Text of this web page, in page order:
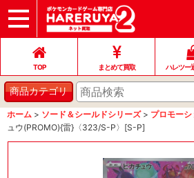
TOP
まとめて買取
ハレツー通販サイト
ヘルプ
お問い合わせ
TOP まとめて買取 ハレツー
商品カテゴリ
ホーム > ソード＆シールドシリーズ > プロモーシ
ュウ(PROMO){雷}〈323/S-P〉[S-P]